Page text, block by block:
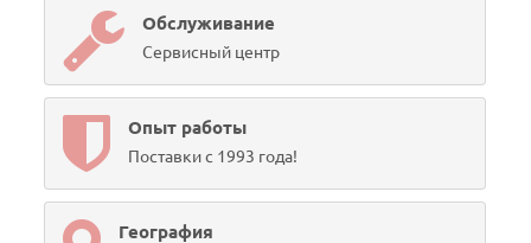
Обслуживание
Сервисный центр
Опыт работы
Поставки с 1993 года!
География